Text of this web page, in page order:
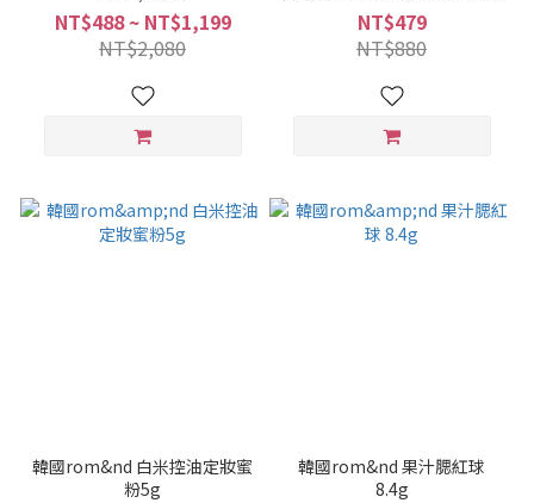
NT$488 ~ NT$1,199
NT$2,080
NT$479
NT$880
韓國rom&nd 白米控油定妝蜜
粉5g
韓國rom&nd 果汁腮紅球
8.4g